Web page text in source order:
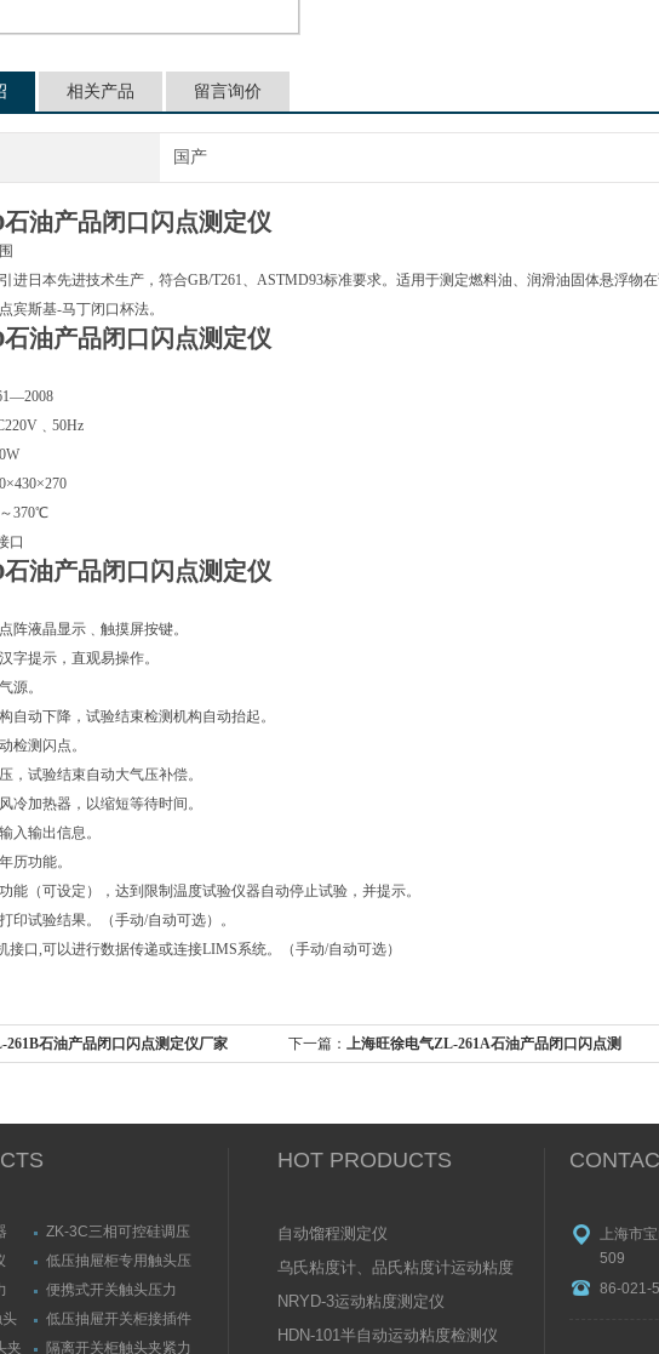
相关产品 留言询价
国产
油产品闭口闪点测定仪
进日本先进技术生产，符合GB/T261、ASTMD93标准要求。适用于测定燃料油、润滑油固体悬浮物
宾斯基-马丁闭口杯法。
油产品闭口闪点测定仪
370℃
口
油产品闭口闪点测定仪
阵液晶显示﹑触摸屏按键。
字提示，直观易操作。
源。
自动下降，试验结束检测机构自动抬起。
检测闪点。
，试验结束自动大气压补偿。
冷加热器，以缩短等待时间。
入输出信息。
历功能。
能（可设定），达到限制温度试验仪器自动停止试验，并提示。
印试验结果。（手动/自动可选）。
接口,可以进行数据传递或连接LIMS系统。（手动/自动可选）
261B石油产品闭口闪点测定仪厂家 下一篇： 上海旺徐电气ZL-261A石油产品闭口闪点测
ZK-3C三相可控硅调压
触发器
低压抽屉柜专用触头压
力测量仪套装
便携式开关触头压力
（夹紧力）测量仪
头
低压抽屉开关柜接插件
触头（夹紧力）测量仪
夹 隔离开关柜触头夹紧力
HOT PRODUCTS
自动馏程测定仪
乌氏粘度计、品氏粘度计运动粘度
测定仪（粘度计）技术参数
NRYD-3运动粘度测定仪
HDN-101半自动运动粘度检测仪
上海市
509
86-021-